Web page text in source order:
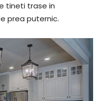
tineti trase in
prea puternic.